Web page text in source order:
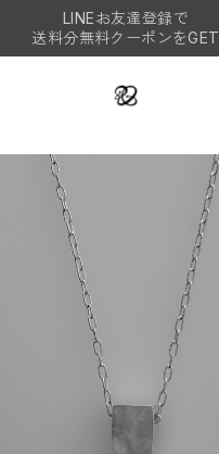
LINEお友達登録で
送料分無料クーポンをGET
おすすめキーワード
#イヤーカフ #リング